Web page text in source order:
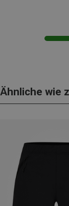
Ähnliche wie